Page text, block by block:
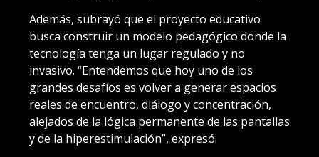
Además, subrayó que el proyecto educativo
busca construir un modelo pedagógico donde la
tecnología tenga un lugar regulado y no
invasivo. “Entendemos que hoy uno de los
grandes desafíos es volver a generar espacios
reales de encuentro, diálogo y concentración,
alejados de la lógica permanente de las pantallas
y de la hiperestimulación”, expresó.